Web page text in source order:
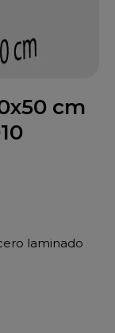
cm
laminado